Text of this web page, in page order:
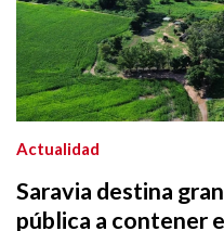
Saravia destina
pública a contener
Actualidad